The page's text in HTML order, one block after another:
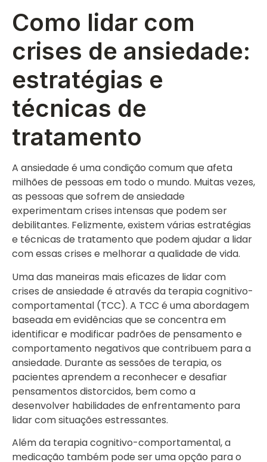
Como lidar com
crises de ansiedade:
estratégias e
técnicas de
tratamento
A ansiedade é uma condição comum que afeta
milhões de pessoas em todo o mundo. Muitas vezes,
as pessoas que sofrem de ansiedade
experimentam crises intensas que podem ser
debilitantes. Felizmente, existem várias estratégias
e técnicas de tratamento que podem ajudar a lidar
com essas crises e melhorar a qualidade de vida.
Uma das maneiras mais eficazes de lidar com
crises de ansiedade é através da terapia cognitivo-
comportamental (TCC). A TCC é uma abordagem
baseada em evidências que se concentra em
identificar e modificar padrões de pensamento e
comportamento negativos que contribuem para a
ansiedade. Durante as sessões de terapia, os
pacientes aprendem a reconhecer e desafiar
pensamentos distorcidos, bem como a
desenvolver habilidades de enfrentamento para
lidar com situações estressantes.
Além da terapia cognitivo-comportamental, a
medicação também pode ser uma opção para o